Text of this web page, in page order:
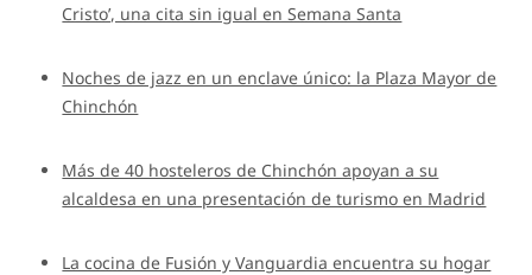
Cristo’, una cita sin igual en Semana Santa
Noches de jazz en un enclave único: la Plaza Mayor de
Chinchón
Más de 40 hosteleros de Chinchón apoyan a su
alcaldesa en una presentación de turismo en Madrid
La cocina de Fusión y Vanguardia encuentra su hogar